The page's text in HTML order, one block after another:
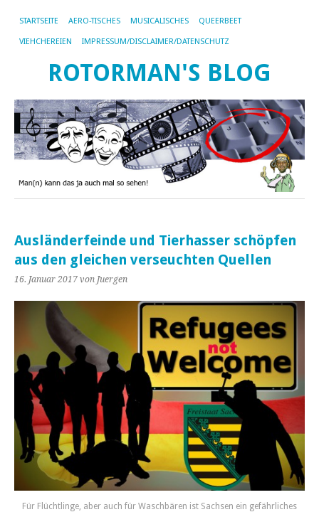
STARTSEITE AERO-TISCHES MUSICALISCHES QUEERBEET
VIEHCHEREIEN IMPRESSUM/DISCLAIMER/DATENSCHUTZ
ROTORMAN'S BLOG
Ausländerfeinde und Tierhasser schöpfen
aus den gleichen verseuchten Quellen
16. Januar 2017 von Juergen
Für Flüchtlinge, aber auch für Waschbären ist Sachsen ein gefährliches